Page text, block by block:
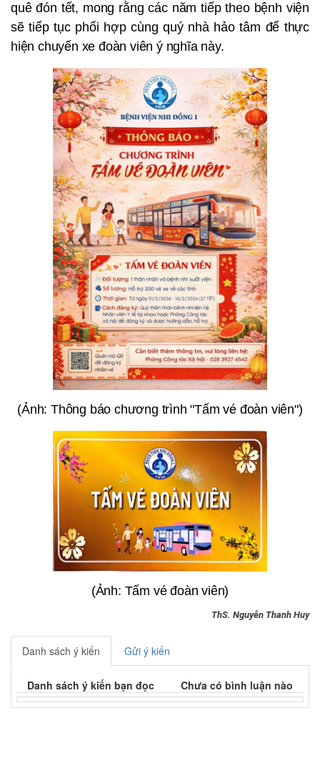
quê đón tết, mong rằng các năm tiếp theo bệnh viện
sẽ tiếp tục phối hợp cùng quý nhà hảo tâm để thực
hiện chuyến xe đoàn viên ý nghĩa này.
(Ảnh: Thông báo chương trình "Tấm vé đoàn viên")
(Ảnh: Tấm vé đoàn viên)
ThS. Nguyễn Thanh Huy